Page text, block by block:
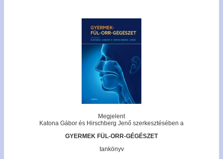
Megjelent
Katona Gábor és Hirschberg Jenő szerkesztésében a
GYERMEK FÜL-ORR-GÉGÉSZET
tankönyv